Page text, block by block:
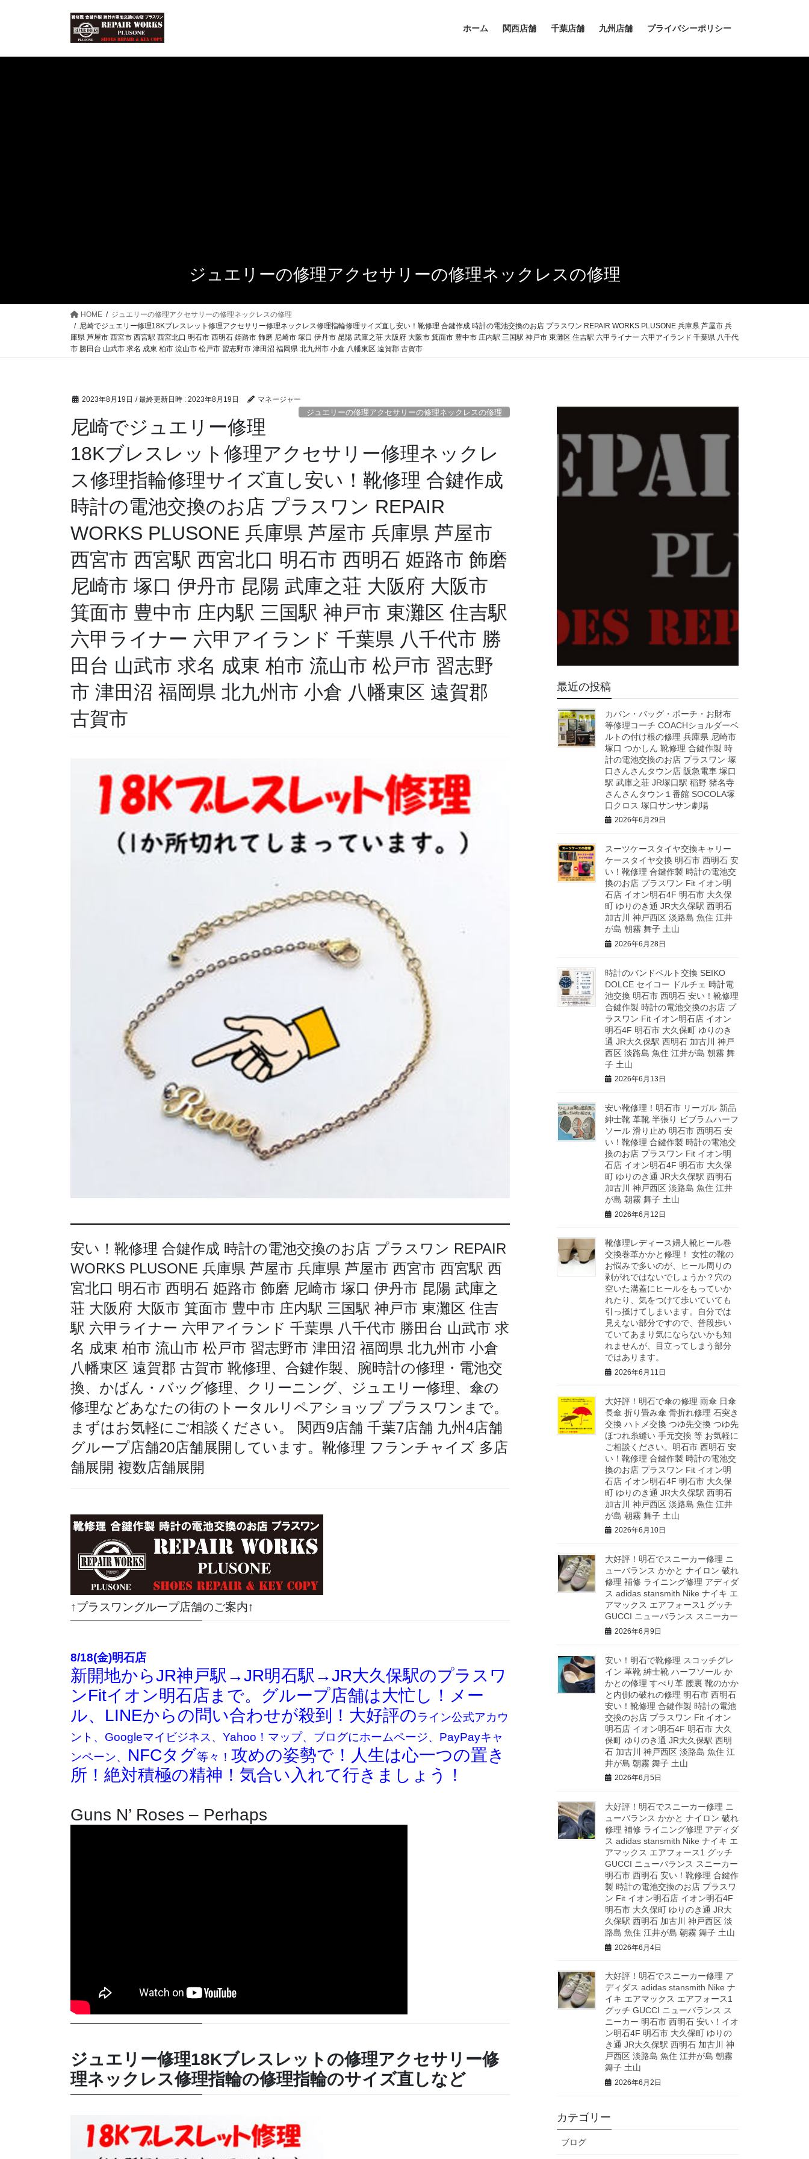
ホーム 関西店舗 千葉店舗 九州店舗 プライバシーポリシー
ジュエリーの修理アクセサリーの修理ネックレスの修理
HOME
ジュエリーの修理アクセサリーの修理ネックレスの修理
尼崎でジュエリー修理18Kブレスレット修理アクセサリー修理ネックレス修理指輪修理サイズ直し安い！靴修理 合鍵作成 時計の電池交換のお店 プラスワン REPAIR WORKS PLUSONE 兵庫県 芦屋市 兵
庫県 芦屋市 西宮市 西宮駅 西宮北口 明石市 西明石 姫路市 飾磨 尼崎市 塚口 伊丹市 昆陽 武庫之荘 大阪府 大阪市 箕面市 豊中市 庄内駅 三国駅 神戸市 東灘区 住吉駅 六甲ライナー 六甲アイランド 千葉県 八千代
市 勝田台 山武市 求名 成東 柏市 流山市 松戸市 習志野市 津田沼 福岡県 北九州市 小倉 八幡東区 遠賀郡 古賀市
2023年8月19日 / 最終更新日時 : 2023年8月19日 マネージャー
ジュエリーの修理アクセサリーの修理ネックレスの修理
尼崎でジュエリー修理
18Kブレスレット修理アクセサリー修理ネックレ
ス修理指輪修理サイズ直し安い！靴修理 合鍵作成
時計の電池交換のお店 プラスワン REPAIR
WORKS PLUSONE 兵庫県 芦屋市 兵庫県 芦屋市
西宮市 西宮駅 西宮北口 明石市 西明石 姫路市 飾磨
尼崎市 塚口 伊丹市 昆陽 武庫之荘 大阪府 大阪市
箕面市 豊中市 庄内駅 三国駅 神戸市 東灘区 住吉駅
六甲ライナー 六甲アイランド 千葉県 八千代市 勝
田台 山武市 求名 成東 柏市 流山市 松戸市 習志野
市 津田沼 福岡県 北九州市 小倉 八幡東区 遠賀郡
古賀市
安い！靴修理 合鍵作成 時計の電池交換のお店 プラスワン REPAIR
WORKS PLUSONE 兵庫県 芦屋市 兵庫県 芦屋市 西宮市 西宮駅 西
宮北口 明石市 西明石 姫路市 飾磨 尼崎市 塚口 伊丹市 昆陽 武庫之
荘 大阪府 大阪市 箕面市 豊中市 庄内駅 三国駅 神戸市 東灘区 住吉
駅 六甲ライナー 六甲アイランド 千葉県 八千代市 勝田台 山武市 求
名 成東 柏市 流山市 松戸市 習志野市 津田沼 福岡県 北九州市 小倉
八幡東区 遠賀郡 古賀市 靴修理、合鍵作製、腕時計の修理・電池交
換、かばん・バッグ修理、クリーニング、ジュエリー修理、傘の
修理などあなたの街のトータルリペアショップ プラスワンまで。
まずはお気軽にご相談ください。 関西9店舗 千葉7店舗 九州4店舗
グループ店舗20店舗展開しています。靴修理 フランチャイズ 多店
舗展開 複数店舗展開
↑プラスワングループ店舗のご案内↑
8/18(金)明石店
新開地からJR神戸駅→JR明石駅→JR大久保駅のプラスワ
ンFitイオン明石店まで。グループ店舗は大忙し！メー
ル、LINEからの問い合わせが殺到！大好評のライン公式アカウ
ント、Googleマイビジネス、Yahoo！マップ、ブログにホームページ、PayPayキャ
ンペーン、 NFCタグ等々！ 攻めの姿勢で！ 人生は心一つの置き
所！絶対積極の精神！気合い入れて行きましょう！
Guns N’ Roses – Perhaps
ジュエリー修理18Kブレスレットの修理アクセサリー修
理ネックレス修理指輪の修理指輪のサイズ直しなど
最近の投稿
カバン・バッグ・ポーチ・お財布
等修理コーチ COACHショルダーベ
ルトの付け根の修理 兵庫県 尼崎市
塚口 つかしん 靴修理 合鍵作製 時
計の電池交換のお店 プラスワン 塚
口さんさんタウン店 阪急電車 塚口
駅 武庫之荘 JR塚口駅 稲野 猪名寺
さんさんタウン１番館 SOCOLA塚
口クロス 塚口サンサン劇場
2026年6月29日
スーツケースタイヤ交換キャリー
ケースタイヤ交換 明石市 西明石 安
い！靴修理 合鍵作製 時計の電池交
換のお店 プラスワン Fit イオン明
石店 イオン明石4F 明石市 大久保
町 ゆりのき通 JR大久保駅 西明石
加古川 神戸西区 淡路島 魚住 江井
が島 朝霧 舞子 土山
2026年6月28日
時計のバンドベルト交換 SEIKO
DOLCE セイコー ドルチェ 時計電
池交換 明石市 西明石 安い！靴修理
合鍵作製 時計の電池交換のお店 プ
ラスワン Fit イオン明石店 イオン
明石4F 明石市 大久保町 ゆりのき
通 JR大久保駅 西明石 加古川 神戸
西区 淡路島 魚住 江井が島 朝霧 舞
子 土山
2026年6月13日
安い靴修理！明石市 リーガル 新品
紳士靴 革靴 半張り ビブラムハーフ
ソール 滑り止め 明石市 西明石 安
い！靴修理 合鍵作製 時計の電池交
換のお店 プラスワン Fit イオン明
石店 イオン明石4F 明石市 大久保
町 ゆりのき通 JR大久保駅 西明石
加古川 神戸西区 淡路島 魚住 江井
が島 朝霧 舞子 土山
2026年6月12日
靴修理レディース婦人靴ヒール巻
交換巻革かかと修理！ 女性の靴の
お悩みで多いのが、ヒール周りの
剥がれではないでしょうか？穴の
空いた溝蓋にヒールをもっていか
れたり、気をつけて歩いていても
引っ掻けてしまいます。自分では
見えない部分ですので、普段歩い
ていてあまり気にならないかも知
れませんが、目立ってしまう部分
ではあります。
2026年6月11日
大好評！明石で傘の修理 雨傘 日傘
長傘 折り畳み傘 骨折れ修理 石突き
交換 ハトメ交換 つゆ先交換 つゆ先
ほつれ糸縫い 手元交換 等 お気軽に
ご相談ください。明石市 西明石 安
い！靴修理 合鍵作製 時計の電池交
換のお店 プラスワン Fit イオン明
石店 イオン明石4F 明石市 大久保
町 ゆりのき通 JR大久保駅 西明石
加古川 神戸西区 淡路島 魚住 江井
が島 朝霧 舞子 土山
2026年6月10日
大好評！明石でスニーカー修理 ニ
ューバランス かかと ナイロン 破れ
修理 補修 ライニング修理 アディダ
ス adidas stansmith Nike ナイキ エ
アマックス エアフォース1 グッチ
GUCCI ニューバランス スニーカー
2026年6月9日
安い！明石で靴修理 スコッチグレ
イン 革靴 紳士靴 ハーフソール か
かとの修理 すべり革 腰裏 靴のかか
と内側の破れの修理 明石市 西明石
安い！靴修理 合鍵作製 時計の電池
交換のお店 プラスワン Fit イオン
明石店 イオン明石4F 明石市 大久
保町 ゆりのき通 JR大久保駅 西明
石 加古川 神戸西区 淡路島 魚住 江
井が島 朝霧 舞子 土山
2026年6月5日
大好評！明石でスニーカー修理 ニ
ューバランス かかと ナイロン 破れ
修理 補修 ライニング修理 アディダ
ス adidas stansmith Nike ナイキ エ
アマックス エアフォース1 グッチ
GUCCI ニューバランス スニーカー
明石市 西明石 安い！靴修理 合鍵作
製 時計の電池交換のお店 プラスワ
ン Fit イオン明石店 イオン明石4F
明石市 大久保町 ゆりのき通 JR大
久保駅 西明石 加古川 神戸西区 淡
路島 魚住 江井が島 朝霧 舞子 土山
2026年6月4日
大好評！明石でスニーカー修理 ア
ディダス adidas stansmith Nike ナ
イキ エアマックス エアフォース1
グッチ GUCCI ニューバランス ス
ニーカー 明石市 西明石 安い！イオ
ン明石4F 明石市 大久保町 ゆりの
き通 JR大久保駅 西明石 加古川 神
戸西区 淡路島 魚住 江井が島 朝霧
舞子 土山
2026年6月2日
カテゴリー
ブログ